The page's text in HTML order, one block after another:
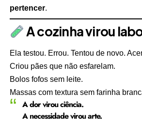
pertencer.
A cozinha virou
Ela testou. Errou. Tentou de novo.
Criou pães que não esfarelam.
Bolos fofos sem leite.
Massas com textura sem farinha
A dor virou ciência.
A necessidade virou arte.